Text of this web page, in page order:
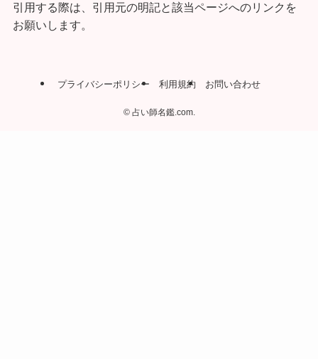
引用する際は、引用元の明記と該当ページへのリンクを
お願いします。
プライバシーポリシー 利用規約 お問い合わせ
©占い師名鑑.com.